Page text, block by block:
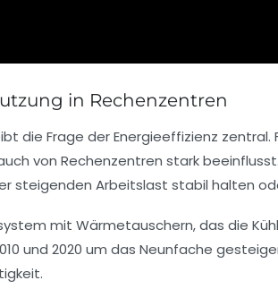
in Rechenzentren
die Frage der Energieeffizienz
von Rechenzentren stark
steigenden Arbeitslast stabil halten
mit Wärmetauschern, das die
und 2020 um das Neunfache